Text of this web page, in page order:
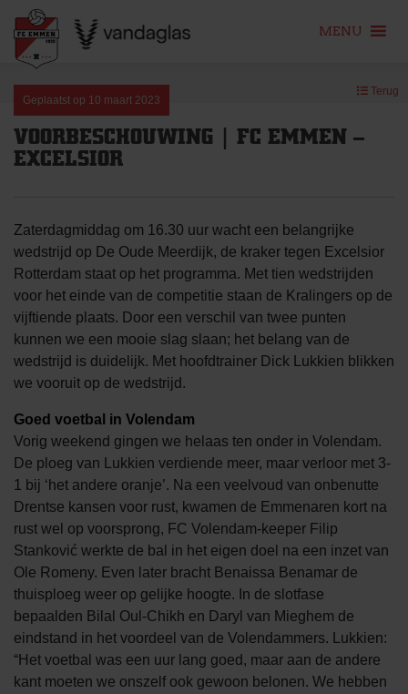
content
MENU
Geplaatst op 10 maart 2023
Terug
VOORBESCHOUWING | FC EMMEN –
EXCELSIOR
Zaterdagmiddag om 16.30 uur wacht een belangrijke
wedstrijd op De Oude Meerdijk, de kraker tegen Excelsior
Rotterdam staat op het programma. Met tien wedstrijden
voor het einde van de competitie staan de Kralingers op de
vijftiende plaats. Door een verschil van twee punten
kunnen we een mooie slag slaan; het belang van de
wedstrijd is duidelijk. Met hoofdtrainer Dick Lukkien blikken
we vooruit op de wedstrijd.
Goed voetbal in Volendam
Vorig weekend gingen we helaas ten onder in Volendam.
De ploeg van Lukkien verdiende meer, maar verloor met 3-
1 bij ‘het andere oranje’. Na een veelvoud van onbenutte
Drentse kansen voor rust, kwamen de Emmenaren kort na
rust wel op voorsprong, FC Volendam-keeper Filip
Stanković werkte de bal in het eigen doel na een inzet van
Ole Romeny. Even later bracht Benaissa Benamar de
thuisploeg weer op gelijke hoogte. In de slotfase
bepaalden Bilal Oul-Chikh en Daryl van Mieghem de
eindstand in het voordeel van de Volendammers. Lukkien:
“Het voetbal was een uur lang goed, maar aan de andere
kant moeten we onszelf ook gewoon belonen. We hebben